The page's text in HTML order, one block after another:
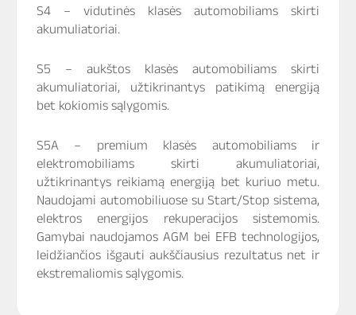
S4 – vidutinės klasės automobiliams skirti
akumuliatoriai.
S5 – aukštos klasės automobiliams skirti
akumuliatoriai, užtikrinantys patikimą energiją
bet kokiomis sąlygomis.
S5A – premium klasės automobiliams ir
elektromobiliams skirti akumuliatoriai,
užtikrinantys reikiamą energiją bet kuriuo metu.
Naudojami automobiliuose su Start/Stop sistema,
elektros energijos rekuperacijos sistemomis.
Gamybai naudojamos AGM bei EFB technologijos,
leidžiančios išgauti aukščiausius rezultatus net ir
ekstremaliomis sąlygomis.